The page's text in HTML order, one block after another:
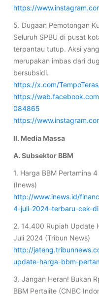
https://
5. Dugaan Pemotongan
Seluruh SPBU di pusat
terpantau tutup. Aksi
merupakan imbas dari
bersubsidi.
https://x.com/
https://
084865
https://
II. Media Massa
A. Subsektor BBM
1. Harga BBM Pertamina
(Inews)
http://www.inews.id/
4-juli-2024-terbaru-cek-
2. 14.400 Rupiah Update
Juli 2024 (Tribun News)
http://
update-harga-bbm-
3. Jangan Heran! Bukan
BBM Pertalite (CNBC